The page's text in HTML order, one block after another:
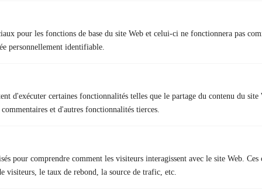
pour les fonctions de base du site Web et celui-ci ne fonctionnera pas
personnellement identifiable.
d'exécuter certaines fonctionnalités telles que le partage du contenu du site
et d'autres fonctionnalités tierces.
pour comprendre comment les visiteurs interagissent avec le site Web.
visiteurs, le taux de rebond, la source de trafic, etc.
+ Tests psychotechniques et médicaux